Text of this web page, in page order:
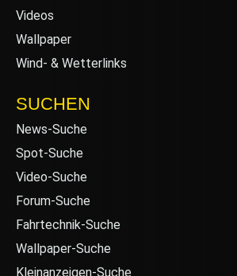
Videos
Wallpaper
Wind- & Wetterlinks
SUCHEN
News-Suche
Spot-Suche
Video-Suche
Forum-Suche
Fahrtechnik-Suche
Wallpaper-Suche
Kleinanzeigen-Suche